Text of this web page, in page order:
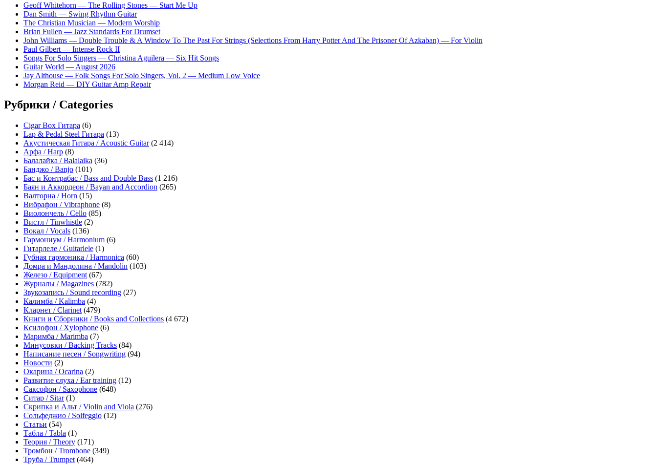
Geoff Whitehorn — The Rolling Stones — Start Me Up
Dan Smith — Swing Rhythm Guitar
The Christian Musician — Modern Worship
Brian Fullen — Jazz Standards For Drumset
John Williams — Double Trouble & A Window To The Past For Strings (Selections From Harry Potter And The Prisoner Of Azkaban) — For Violin
Paul Gilbert — Intense Rock II
Songs For Solo Singers — Christina Aguilera — Six Hit Songs
Guitar World — August 2026
Jay Althouse — Folk Songs For Solo Singers, Vol. 2 — Medium Low Voice
Morgan Reid — DIY Guitar Amp Repair
Рубрики / Categories
Cigar Box Гитара (6)
Lap & Pedal Steel Гитара (13)
Акустическая Гитара / Acoustic Guitar(2 414)
Арфа / Harp (8)
Балалайка / Balalaika (36)
Банджо / Banjo (101)
Бас и Контрабас / Bass and Double Bass (1 216)
Баян и Аккордеон / Bayan and Accordion (265)
Валторна / Horn (15)
Вибрафон / Vibraphone (8)
Виолончель / Cello (85)
Вистл / Tinwhistle (2)
Вокал / Vocals (136)
Гармониум / Harmonium (6)
Гитарлеле / Guitarlele (1)
Губная гармоника / Harmonica (60)
Домра и Мандолина / Mandolin (103)
Железо / Equipment (67)
Журналы / Magazines (782)
Звукозапись / Sound recording (27)
Калимба / Kalimba (4)
Кларнет / Clarinet (479)
Книги и Сборники / Books and Collections (4 672)
Ксилофон / Xylophone (6)
Маримба / Marimba (7)
Минусовки / Backing Tracks (84)
Написание песен / Songwriting (94)
Новости (2)
Окарина / Ocarina (2)
Развитие слуха / Ear training (12)
Саксофон / Saxophone (648)
Ситар / Sitar(1)
Скрипка и Альт / Violin and Viola (276)
Сольфеджио / Solfeggio (12)
Статьи (54)
Табла / Tabla (1)
Теория / Theory (171)
Тромбон / Trombone (349)
Труба / Trumpet (464)